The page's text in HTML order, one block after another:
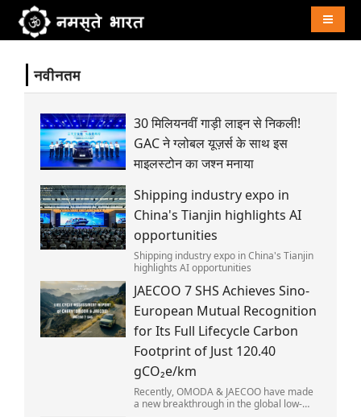
नवीनतम
30 मिलियनवीं गाड़ी लाइन से निकली!
GAC ने ग्लोबल यूज़र्स के साथ इस
माइलस्टोन का जश्न मनाया
Shipping industry expo in
China's Tianjin highlights AI
opportunities
Shipping industry expo in China's Tianjin
highlights AI opportunities
JAECOO 7 SHS Achieves Sino-
European Mutual Recognition
for Its Full Lifecycle Carbon
Footprint of Just 120.40
gCO₂e/km
Recently, OMODA & JAECOO have made
a new breakthrough in the global low-